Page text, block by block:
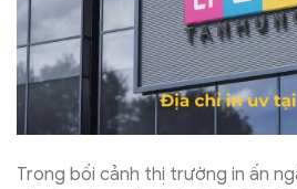
Trong bối cảnh thị trường in ấn